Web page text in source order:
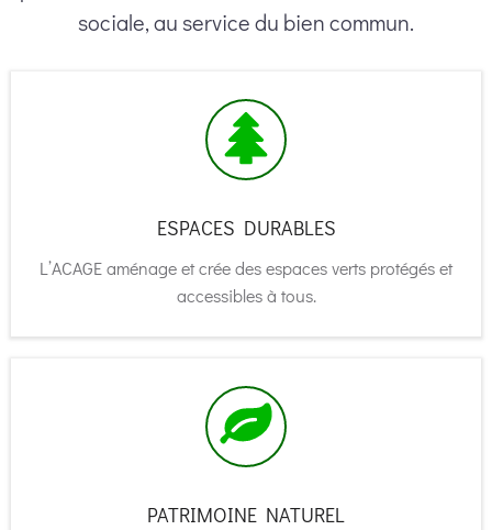
sociale, au service du bien commun.
ESPACES DURABLES
L’ACAGE aménage et crée des espaces verts protégés et
accessibles à tous.
PATRIMOINE NATUREL